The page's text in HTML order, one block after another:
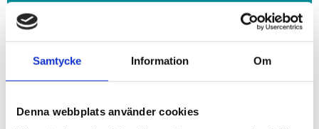
Samtycke Information Om
Denna webbplats använder cookies
juni (5)
maj (8)
mars (5)
februari (9)
2024